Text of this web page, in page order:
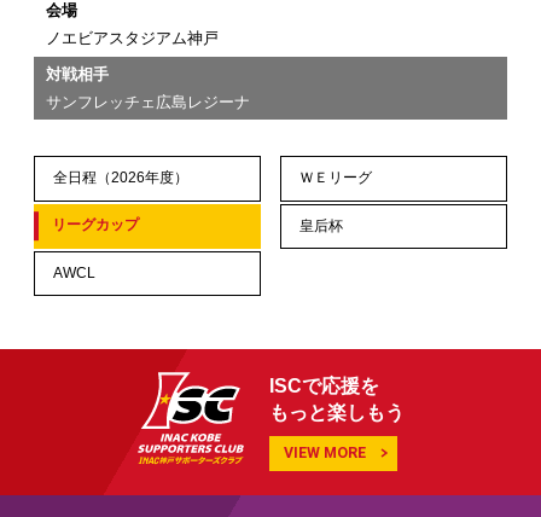
会場
ノエビアスタジアム神戸
対戦相手
サンフレッチェ広島レジーナ
全日程（2026年度） ＷＥリーグ
リーグカップ 皇后杯
AWCL
ISCで応援を
もっと楽しもう
VIEW MORE